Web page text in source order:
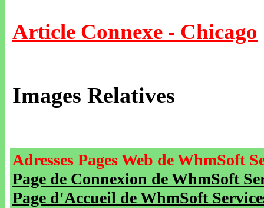
Article Connexe - Chicago
Images Relatives
Adresses Pages Web de WhmSoft
Page de Connexion de WhmSoft
Page d'Accueil de WhmSoft